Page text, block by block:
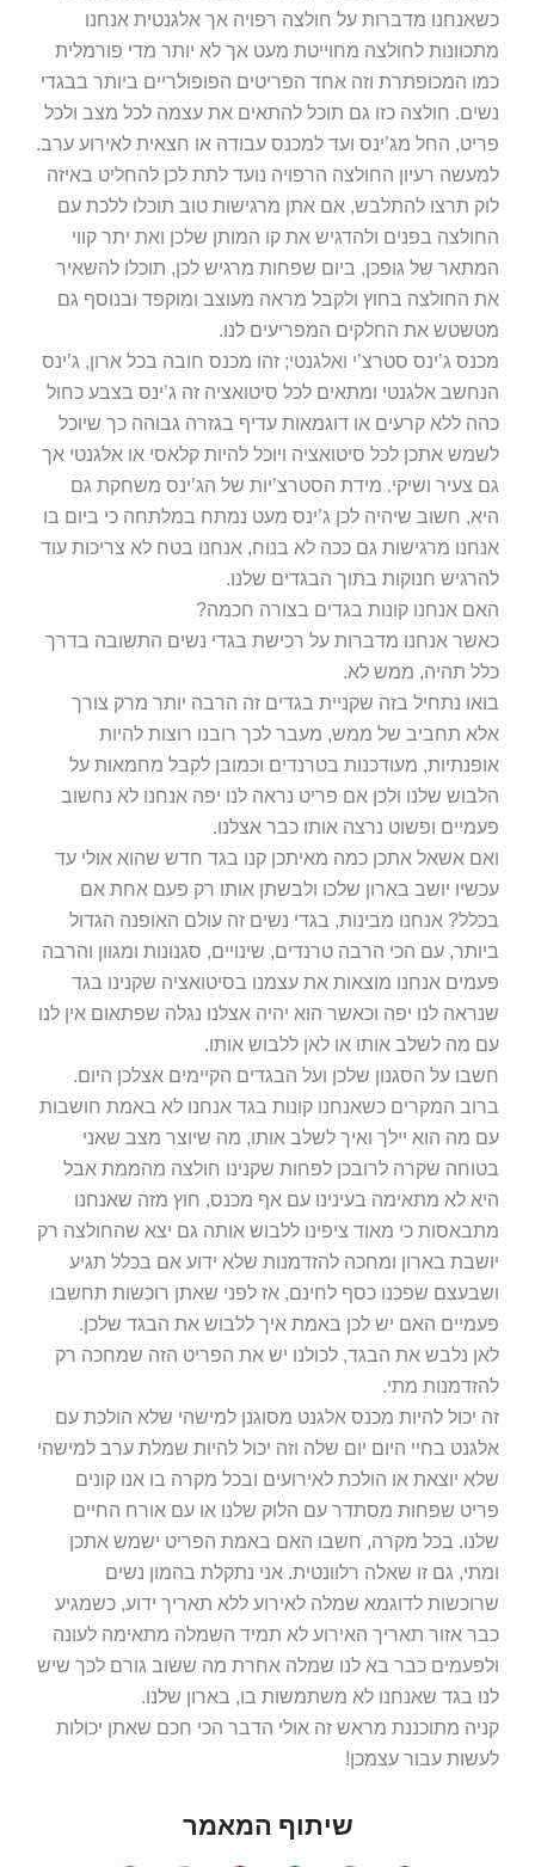
כשאנחנו מדברות על חולצה רפויה אך אלגנטית אנחנו
מתכוונות לחולצה מחוייטת מעט אך לא יותר מדי פורמלית
כמו המכופתרת וזה אחד הפריטים הפופולריים ביותר בבגדי
נשים. חולצה כזו גם תוכל להתאים את עצמה לכל מצב ולכל
פריט, החל מג’ינס ועד למכנס עבודה או חצאית לאירוע ערב.
למעשה רעיון החולצה הרפויה נועד לתת לכן להחליט באיזה
לוק תרצו להתלבש, אם אתן מרגישות טוב תוכלו ללכת עם
החולצה בפנים ולהדגיש את קו המותן שלכן ואת יתר קווי
המתאר של גופכן, ביום שפחות מרגיש לכן, תוכלו להשאיר
את החולצה בחוץ ולקבל מראה מעוצב ומוקפד ובנוסף גם
מטשטש את החלקים המפריעים לנו.
מכנס ג’ינס סטרצ’י ואלגנטי; זהו מכנס חובה בכל ארון, ג’ינס
הנחשב אלגנטי ומתאים לכל סיטואציה זה ג’ינס בצבע כחול
כהה ללא קרעים או דוגמאות עדיף בגזרה גבוהה כך שיוכל
לשמש אתכן לכל סיטואציה ויוכל להיות קלאסי או אלגנטי אך
גם צעיר ושיקי. מידת הסטרצ’יות של הג’ינס משחקת גם
היא, חשוב שיהיה לכן ג’ינס מעט נמתח במלתחה כי ביום בו
אנחנו מרגישות גם ככה לא בנוח, אנחנו בטח לא צריכות עוד
להרגיש חנוקות בתוך הבגדים שלנו.
האם אנחנו קונות בגדים בצורה חכמה?
כאשר אנחנו מדברות על רכישת בגדי נשים התשובה בדרך
כלל תהיה, ממש לא.
בואו נתחיל בזה שקניית בגדים זה הרבה יותר מרק צורך
אלא תחביב של ממש, מעבר לכך רובנו רוצות להיות
אופנתיות, מעודכנות בטרנדים וכמובן לקבל מחמאות על
הלבוש שלנו ולכן אם פריט נראה לנו יפה אנחנו לא נחשוב
פעמיים ופשוט נרצה אותו כבר אצלנו.
ואם אשאל אתכן כמה מאיתכן קנו בגד חדש שהוא אולי עד
עכשיו יושב בארון שלכו ולבשתן אותו רק פעם אחת אם
בכלל? אנחנו מבינות, בגדי נשים זה עולם האופנה הגדול
ביותר, עם הכי הרבה טרנדים, שינויים, סגנונות ומגוון והרבה
פעמים אנחנו מוצאות את עצמנו בסיטואציה שקנינו בגד
שנראה לנו יפה וכאשר הוא יהיה אצלנו נגלה שפתאום אין לנו
עם מה לשלב אותו או לאן ללבוש אותו.
חשבו על הסגנון שלכן ועל הבגדים הקיימים אצלכן היום.
ברוב המקרים כשאנחנו קונות בגד אנחנו לא באמת חושבות
עם מה הוא יילך ואיך לשלב אותו, מה שיוצר מצב שאני
בטוחה שקרה לרובכן לפחות שקנינו חולצה מהממת אבל
היא לא מתאימה בעינינו עם אף מכנס, חוץ מזה שאנחנו
מתבאסות כי מאוד ציפינו ללבוש אותה גם יצא שהחולצה רק
יושבת בארון ומחכה להזדמנות שלא ידוע אם בכלל תגיע
ושבעצם שפכנו כסף לחינם, אז לפני שאתן רוכשות תחשבו
פעמיים האם יש לכן באמת איך ללבוש את הבגד שלכן.
לאן נלבש את הבגד, לכולנו יש את הפריט הזה שמחכה רק
להזדמנות מתי.
זה יכול להיות מכנס אלגנט מסוגנן למישהי שלא הולכת עם
אלגנט בחיי היום יום שלה וזה יכול להיות שמלת ערב למישהי
שלא יוצאת או הולכת לאירועים ובכל מקרה בו אנו קונים
פריט שפחות מסתדר עם הלוק שלנו או עם אורח החיים
שלנו. בכל מקרה, חשבו האם באמת הפריט ישמש אתכן
ומתי, גם זו שאלה רלוונטית. אני נתקלת בהמון נשים
שרוכשות לדוגמא שמלה לאירוע ללא תאריך ידוע, כשמגיע
כבר אזור תאריך האירוע לא תמיד השמלה מתאימה לעונה
ולפעמים כבר בא לנו שמלה אחרת מה ששוב גורם לכך שיש
לנו בגד שאנחנו לא משתמשות בו, בארון שלנו.
קניה מתוכננת מראש זה אולי הדבר הכי חכם שאתן יכולות
לעשות עבור עצמכן!
שיתוף המאמר